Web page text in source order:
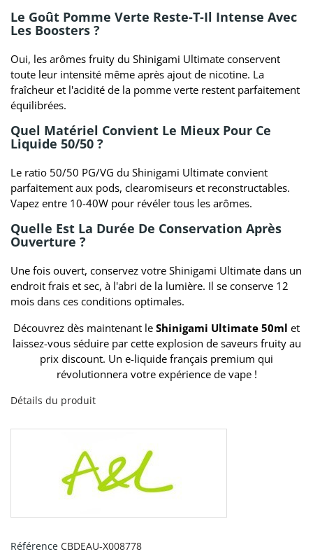
Le Goût Pomme Verte Reste-T-Il Intense Avec
Les Boosters ?
Oui, les arômes fruity du Shinigami Ultimate conservent
toute leur intensité même après ajout de nicotine. La
fraîcheur et l'acidité de la pomme verte restent parfaitement
équilibrées.
Quel Matériel Convient Le Mieux Pour Ce
Liquide 50/50 ?
Le ratio 50/50 PG/VG du Shinigami Ultimate convient
parfaitement aux pods, clearomiseurs et reconstructables.
Vapez entre 10-40W pour révéler tous les arômes.
Quelle Est La Durée De Conservation Après
Ouverture ?
Une fois ouvert, conservez votre Shinigami Ultimate dans un
endroit frais et sec, à l'abri de la lumière. Il se conserve 12
mois dans ces conditions optimales.
Découvrez dès maintenant le Shinigami Ultimate 50ml et
laissez-vous séduire par cette explosion de saveurs fruity au
prix discount. Un e-liquide français premium qui
révolutionnera votre expérience de vape !
Détails du produit
Référence CBDEAU-X008778